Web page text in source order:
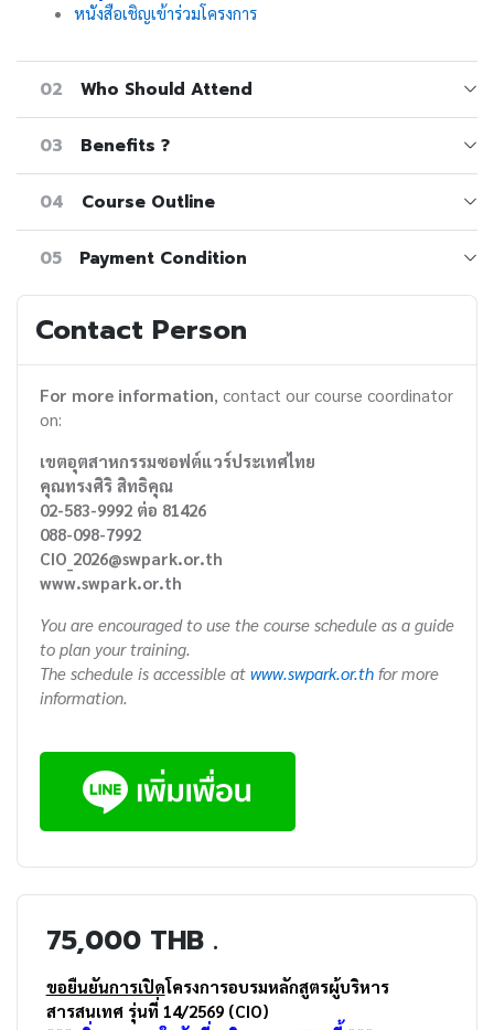
หนังสือเชิญเข้าร่วมโครงการ
02 Who Should Attend
03 Benefits ?
04 Course Outline
05 Payment Condition
Contact Person
For more information, contact our course coordinator
on:
เขตอุตสาหกรรมซอฟต์แวร์ประเทศไทย
คุณทรงศิริ สิทธิคุณ
02-583-9992 ต่อ 81426
088-098-7992
CIO_2026@swpark.or.th
www.swpark.or.th
You are encouraged to use the course schedule as a guide
to plan your training.
The schedule is accessible at www.swpark.or.th for more
information.
75,000 THB .
ขอยืนยันการเปิดโครงการอบรมหลักสูตรผู้บริหาร
สารสนเทศ รุ่นที่ 14/2569 (CIO)